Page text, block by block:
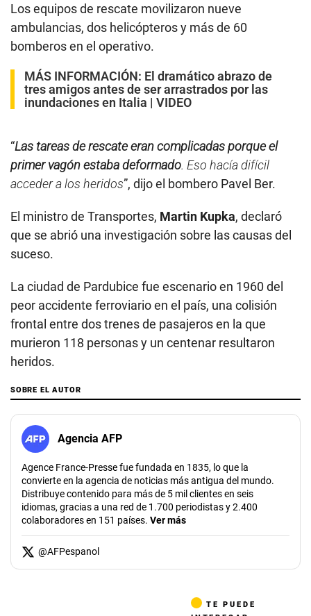
Los equipos de rescate movilizaron nueve
ambulancias, dos helicópteros y más de 60
bomberos en el operativo.
MÁS INFORMACIÓN: El dramático abrazo de
tres amigos antes de ser arrastrados por las
inundaciones en Italia | VIDEO
“Las tareas de rescate eran complicadas porque el
primer vagón estaba deformado. Eso hacía difícil
acceder a los heridos”, dijo el bombero Pavel Ber.
El ministro de Transportes, Martin Kupka, declaró
que se abrió una investigación sobre las causas del
suceso.
La ciudad de Pardubice fue escenario en 1960 del
peor accidente ferroviario en el país, una colisión
frontal entre dos trenes de pasajeros en la que
murieron 118 personas y un centenar resultaron
heridos.
SOBRE EL AUTOR
Agencia AFP
Agence France-Presse fue fundada en 1835, lo que la
convierte en la agencia de noticias más antigua del mundo.
Distribuye contenido para más de 5 mil clientes en seis
idiomas, gracias a una red de 1.700 periodistas y 2.400
colaboradores en 151 países. Ver más
@AFPespanol
TE PUEDE